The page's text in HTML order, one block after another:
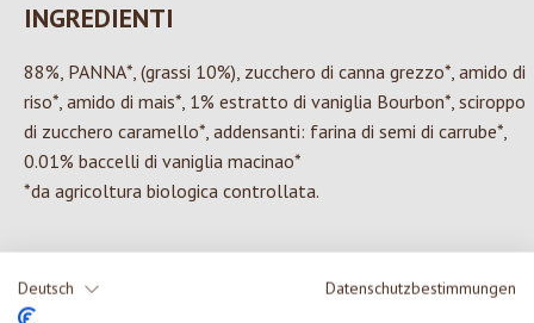
Deutsch Datenschutzbestimmungen
INGREDIENTI
88%, PANNA*, (grassi 10%), zucchero di canna grezzo*, amido di
riso*, amido di mais*, 1% estratto di vaniglia Bourbon*, sciroppo
di zucchero caramello*, addensanti: farina di semi di carrube*,
0.01% baccelli di vaniglia macinao*
*da agricoltura biologica controllata.
0 di 0 valutazioni